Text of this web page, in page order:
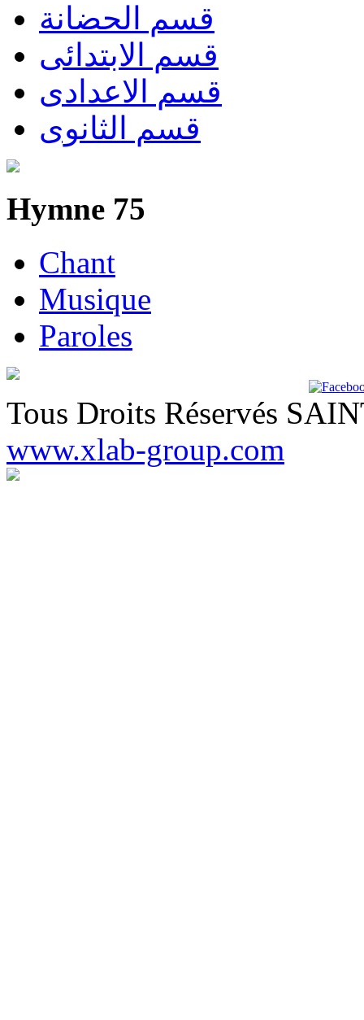
قسم الحضانة
قسم الابتدائى
قسم الاعدادى
قسم الثانوى
Hymne 75
Chant
Musique
Paroles
Tous Droits Réservés
www.xlab-group.com